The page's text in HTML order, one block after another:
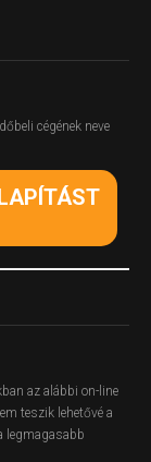
cégének neve
az alábbi on-line
teszik lehetővé a
legmagasabb